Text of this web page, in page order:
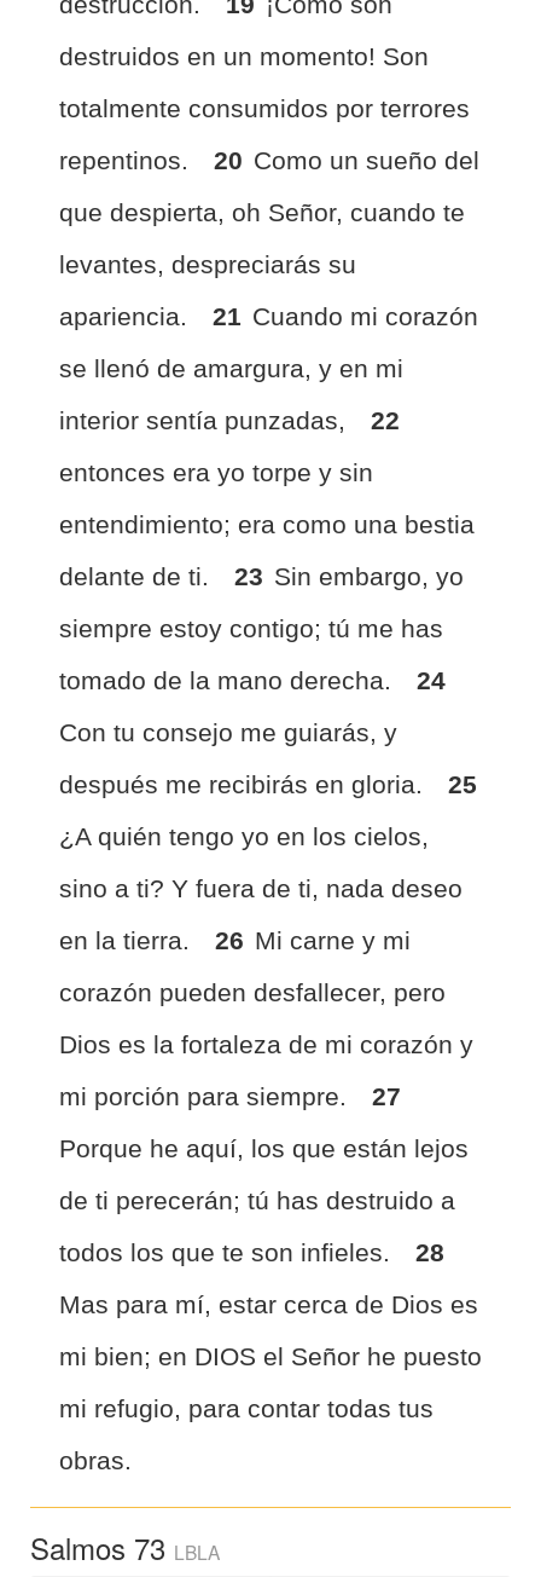
destruidos en un momento! Son
totalmente consumidos por terrores
repentinos.
20 Como un sueño del
que despierta, oh Señor, cuando te
levantes, despreciarás su
apariencia.
21 Cuando mi corazón
se llenó de amargura, y en mi
interior sentía punzadas,
22
entonces era yo torpe y sin
entendimiento; era como una bestia
delante de ti.
23 Sin embargo, yo
siempre estoy contigo; tú me has
tomado de la mano derecha.
24
Con tu consejo me guiarás, y
después me recibirás en gloria.
25
¿A quién tengo yo en los cielos,
sino a ti? Y fuera de ti, nada deseo
en la tierra.
26 Mi carne y mi
corazón pueden desfallecer, pero
Dios es la fortaleza de mi corazón y
mi porción para siempre.
27
Porque he aquí, los que están lejos
de ti perecerán; tú has destruido a
todos los que te son infieles.
28
Mas para mí, estar cerca de Dios es
mi bien; en DIOS el Señor he puesto
mi refugio, para contar todas tus
obras.
Salmos 73 LBLA